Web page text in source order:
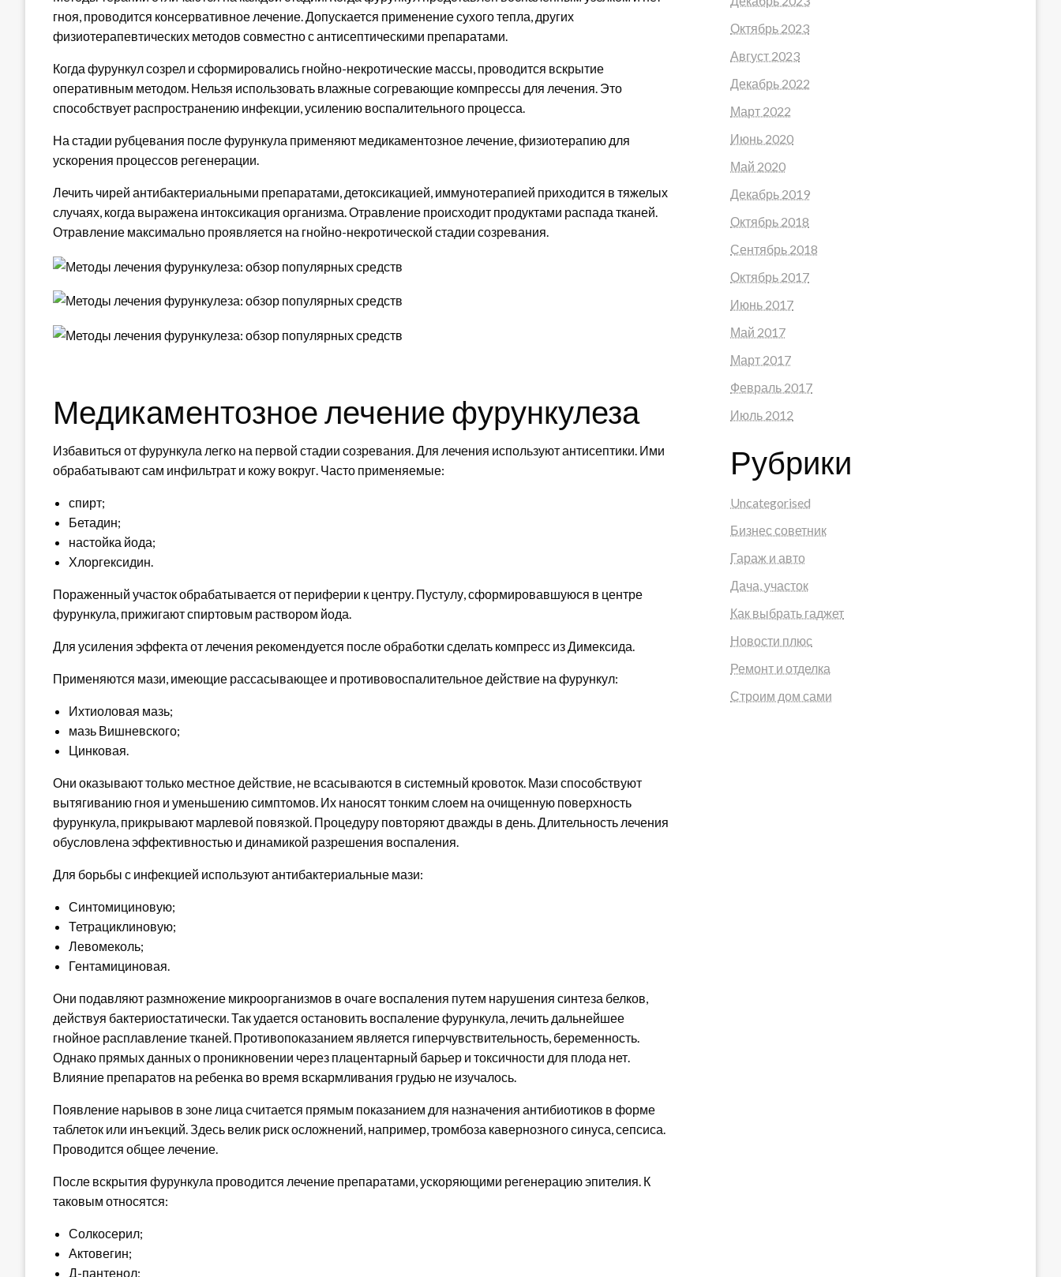
гноя, проводится консервативное лечение. Допускается применение сухого тепла, других
физиотерапевтических методов совместно с антисептическими препаратами.
Когда фурункул созрел и сформировались гнойно-некротические массы, проводится вскрытие
оперативным методом. Нельзя использовать влажные согревающие компрессы для лечения. Это
способствует распространению инфекции, усилению воспалительного процесса.
На стадии рубцевания после фурункула применяют медикаментозное лечение, физиотерапию для
ускорения процессов регенерации.
Лечить чирей антибактериальными препаратами, детоксикацией, иммунотерапией приходится в тяжелых
случаях, когда выражена интоксикация организма. Отравление происходит продуктами распада тканей.
Отравление максимально проявляется на гнойно-некротической стадии созревания.
Медикаментозное лечение фурункулеза
Избавиться от фурункула легко на первой стадии созревания. Для лечения используют антисептики. Ими
обрабатывают сам инфильтрат и кожу вокруг. Часто применяемые:
спирт;
Бетадин;
настойка йода;
Хлоргексидин.
Пораженный участок обрабатывается от периферии к центру. Пустулу, сформировавшуюся в центре
фурункула, прижигают спиртовым раствором йода.
Для усиления эффекта от лечения рекомендуется после обработки сделать компресс из Димексида.
Применяются мази, имеющие рассасывающее и противовоспалительное действие на фурункул:
Ихтиоловая мазь;
мазь Вишневского;
Цинковая.
Они оказывают только местное действие, не всасываются в системный кровоток. Мази способствуют
вытягиванию гноя и уменьшению симптомов. Их наносят тонким слоем на очищенную поверхность
фурункула, прикрывают марлевой повязкой. Процедуру повторяют дважды в день. Длительность лечения
обусловлена эффективностью и динамикой разрешения воспаления.
Для борьбы с инфекцией используют антибактериальные мази:
Синтомициновую;
Тетрациклиновую;
Левомеколь;
Гентамициновая.
Они подавляют размножение микроорганизмов в очаге воспаления путем нарушения синтеза белков,
действуя бактериостатически. Так удается остановить воспаление фурункула, лечить дальнейшее
гнойное расплавление тканей. Противопоказанием является гиперчувствительность, беременность.
Однако прямых данных о проникновении через плацентарный барьер и токсичности для плода нет.
Влияние препаратов на ребенка во время вскармливания грудью не изучалось.
Появление нарывов в зоне лица считается прямым показанием для назначения антибиотиков в форме
таблеток или инъекций. Здесь велик риск осложнений, например, тромбоза кавернозного синуса, сепсиса.
Проводится общее лечение.
После вскрытия фурункула проводится лечение препаратами, ускоряющими регенерацию эпителия. К
таковым относятся:
Солкосерил;
Актовегин;
Д-пантенол;
Октябрь 2023
Август 2023
Декабрь 2022
Март 2022
Июнь 2020
Май 2020
Декабрь 2019
Октябрь 2018
Сентябрь 2018
Октябрь 2017
Июнь 2017
Май 2017
Март 2017
Февраль 2017
Июль 2012
Рубрики
Uncategorised
Бизнес советник
Гараж и авто
Дача, участок
Как выбрать гаджет
Новости плюс
Ремонт и отделка
Строим дом сами